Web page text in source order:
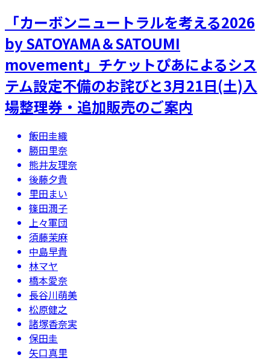
「カーボンニュートラルを考える2026
by SATOYAMA＆SATOUMI
movement」チケットぴあによるシス
テム設定不備のお詫びと3月21日(土)入
場整理券・追加販売のご案内
飯田圭織
勝田里奈
熊井友理奈
後藤夕貴
里田まい
篠田潤子
上々軍団
須藤茉麻
中島早貴
林マヤ
橋本愛奈
長谷川萌美
松原健之
諸塚香奈実
保田圭
矢口真里